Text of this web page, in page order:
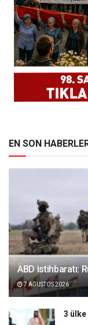
EN SON
ABD istihbaratı:
7 AĞUSTOS 2026
3 ülke